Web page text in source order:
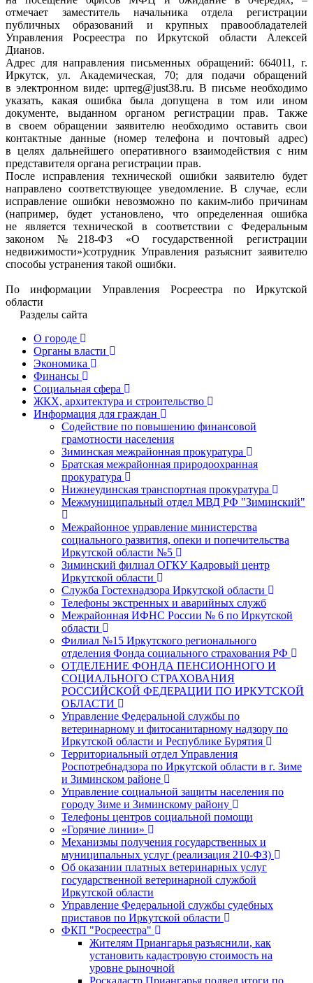
отмечает заместитель начальника отдела регистрации
публичных образований и крупных правообладателей
Управления Росреестра по Иркутской области Алексей
Дианов.
Адрес для направления письменных обращений: 664011, г.
Иркутск, ул. Академическая, 70; для подачи обращений
в электронном виде: uprreg@just38.ru. В письме необходимо
указать, какая ошибка была допущена в том или ином
документе, выданном органом регистрации прав. Также
в своем обращении заявителю необходимо оставить свои
контактные данные (номер телефона и почтовый адрес)
в целях дальнейшего оперативного взаимодействия с ним
представителя органа регистрации прав.
После исправления технической ошибки заявителю будет
направлено соответствующее уведомление. В случае, если
исправление ошибки невозможно по каким-либо причинам
(например, будет установлено, что определенная ошибка
не является технической в соответствии с Федеральным
законом №218-ФЗ «О государственной регистрации
недвижимости»)сотрудник Управления разъяснит заявителю
способы устранения такой ошибки.
По информации Управления Росреестра по Иркутской
области
Разделы сайта
О городе
Органы власти
Экономика
Финансы
Социальная сфера
ЖКХ, архитектура и строительство
Информация для граждан
Содействие по повышению финансовой
грамотности населения
Зиминская межрайонная прокуратура
Братская межрайонная природоохранная
прокуратура
Нижнеудинская транспортная прокуратура
Межмуниципальный отдел МВД РФ "Зиминский"
Межрайонное управление министерства
социального развития, опеки и попечительства
Иркутской области №5
Зиминский филиал ОГКУ Кадровый центр
Иркутской области
Служба Гостехнадзора Иркутской области
Телефоны экстренных и аварийных служб
Межрайонная ИФНС России № 6 по Иркутской
области
Филиал №15 Иркутского регионального
отделения Фонда социального страхования РФ
ОТДЕЛЕНИЕ ФОНДА ПЕНСИОННОГО И
СОЦИАЛЬНОГО СТРАХОВАНИЯ
РОССИЙСКОЙ ФЕДЕРАЦИИ ПО ИРКУТСКОЙ
ОБЛАСТИ
Управление Федеральной службы по
ветеринарному и фитосанитарному надзору по
Иркутской области и Республике Бурятия
Территориальный отдел Управления
Роспотребнадзора по Иркутской области в г. Зиме
и Зиминском районе
Управление социальной защиты населения по
городу Зиме и Зиминскому району
Телефоны центров социальной помощи
«Горячие линии»
Механизмы получения государственных и
муниципальных услуг (реализация 210-ФЗ)
Об оказании платных ветеринарных услуг
государственной ветеринарной службой
Иркутской области
Управление Федеральной службы судебных
приставов по Иркутской области
ФКП "Росреестра"
Жителям Приангарья разъяснили, как
установить кадастровую стоимость на
уровне рыночной
Роскадастр Приангарья подвел итоги по